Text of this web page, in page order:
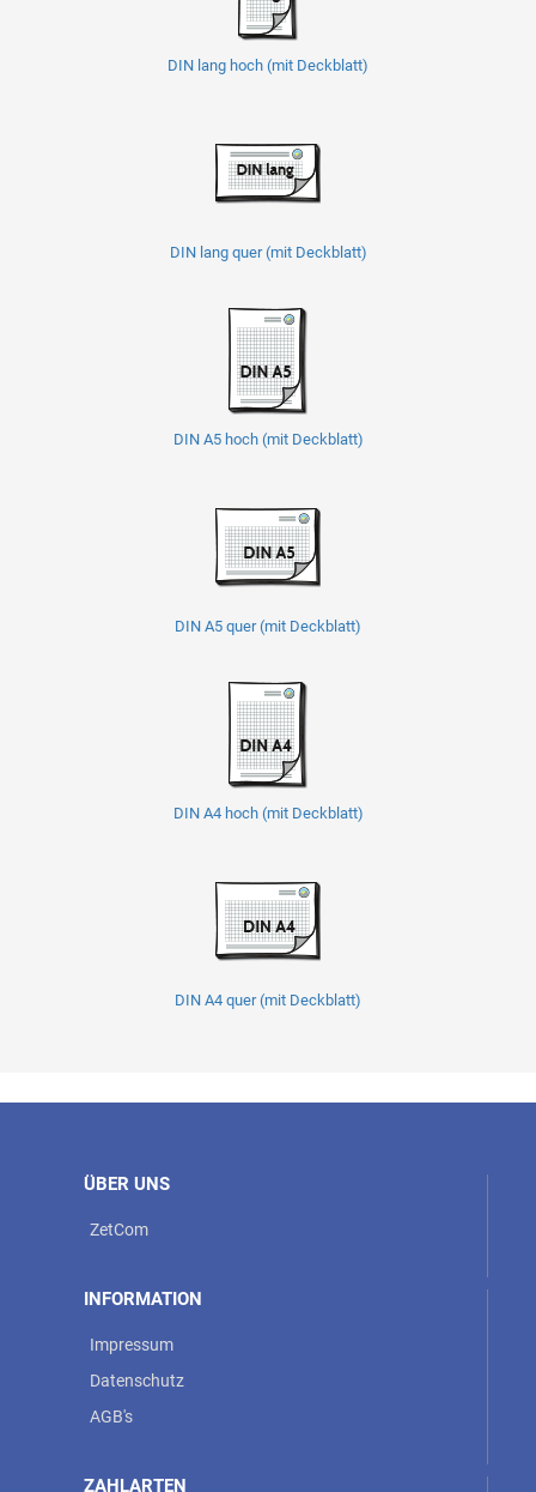
DIN lang hoch (mit Deckblatt)
DIN lang quer (mit Deckblatt)
DIN A5 hoch (mit Deckblatt)
DIN A5 quer (mit Deckblatt)
DIN A4 hoch (mit Deckblatt)
DIN A4 quer (mit Deckblatt)
ÜBER UNS
ZetCom
INFORMATION
Impressum
Datenschutz
AGB's
ZAHLARTEN